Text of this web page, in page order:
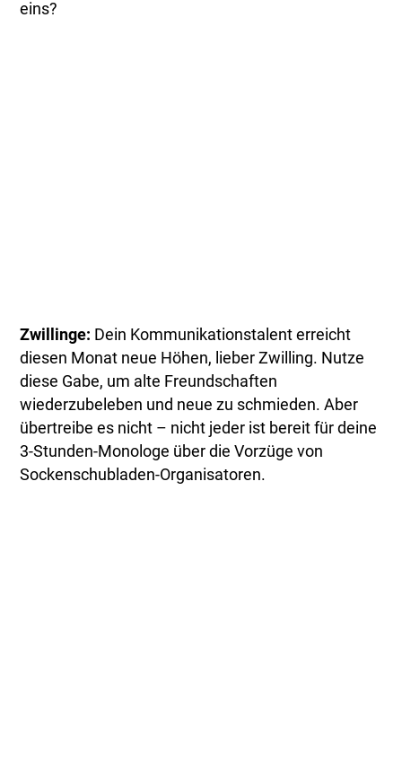
eins?
Zwillinge: Dein Kommunikationstalent erreicht
diesen Monat neue Höhen, lieber Zwilling. Nutze
diese Gabe, um alte Freundschaften
wiederzubeleben und neue zu schmieden. Aber
übertreibe es nicht – nicht jeder ist bereit für deine
3-Stunden-Monologe über die Vorzüge von
Sockenschubladen-Organisatoren.